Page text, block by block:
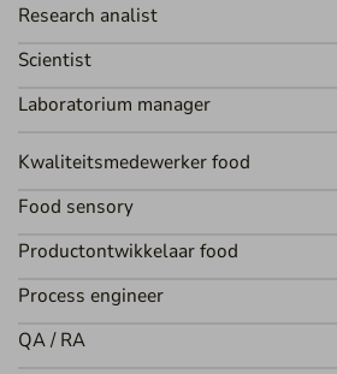
Research analist
Scientist
Laboratorium manager
Kwaliteitsmedewerker food
Food sensory
Productontwikkelaar food
Process engineer
QA / RA